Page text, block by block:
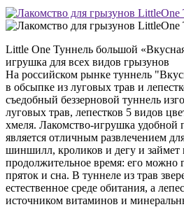
Little One Туннель большой
игрушка для всех видов грызунов
На российском рынке туннель
в обсыпке из луговых трав и
съедобный беззерновой туннель
луговых трав, лепестков 5 видов
хмеля. Лакомство-игрушка
является отличным развлечением
шиншилл, кроликов и дегу и займет
продолжительное время: его можно
пряток и сна. В туннеле из трав
естественное среде обитания, а
источником витаминов и